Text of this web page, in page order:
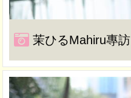
茉ひるMahiru專訪